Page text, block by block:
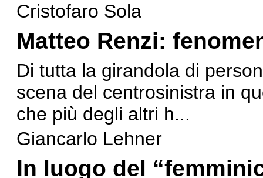
Cristofaro Sola
Matteo Renzi:
Di tutta la girandola di
scena del centrosinistra in
che più degli altri h...
Giancarlo Lehner
In luogo del